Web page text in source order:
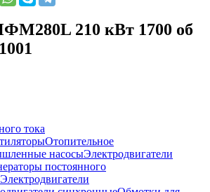
210 кВт 1700 об
тока
Отопительное
насосыЭлектродвигатели
постоянного
Электродвигатели